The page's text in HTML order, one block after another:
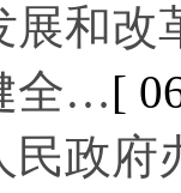
展和改
全…[
民政府